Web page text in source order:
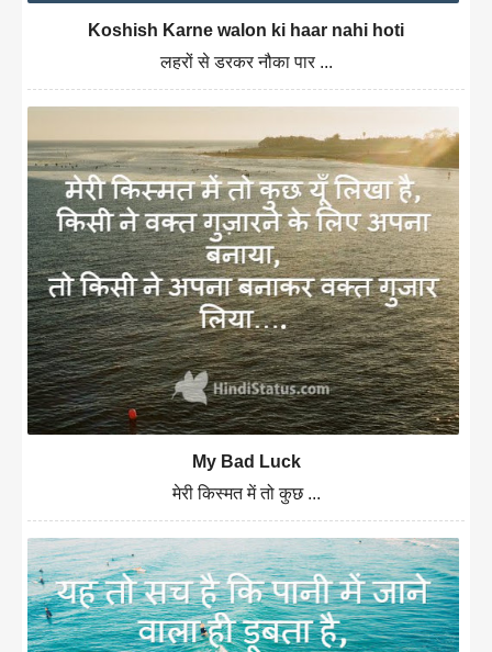
Koshish Karne walon ki haar nahi hoti
लहरों से डरकर नौका पार ...
My Bad Luck
मेरी किस्मत में तो कुछ ...